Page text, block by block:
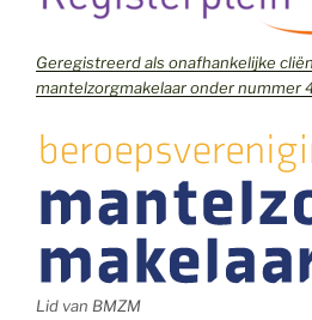
Geregistreerd als onafhankelijke
mantelzorgmakelaar onder nummer
Lid van BMZM